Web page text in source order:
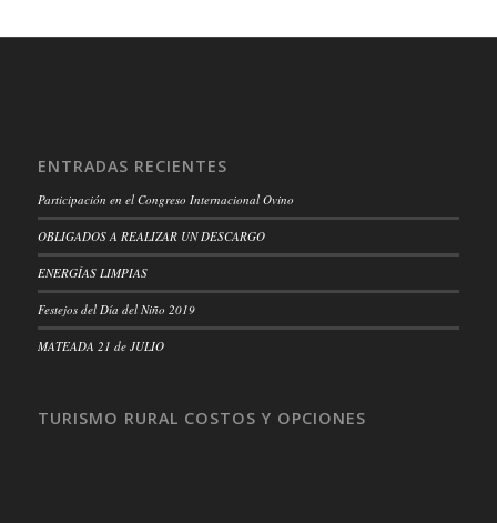
ENTRADAS RECIENTES
Participación en el Congreso Internacional Ovino
OBLIGADOS A REALIZAR UN DESCARGO
ENERGÍAS LIMPIAS
Festejos del Día del Niño 2019
MATEADA 21 de JULIO
TURISMO RURAL COSTOS Y OPCIONES